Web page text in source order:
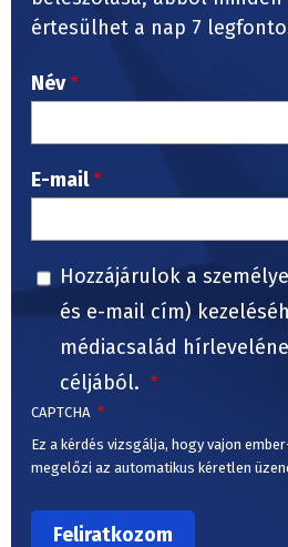
értesülhet a nap 7
Név
E-mail
Hozzájárulok a
és e-mail cím)
médiacsalád
céljából.
CAPTCHA
Ez a kérdés vizsgálja, hogy vajon
megelőzi az automatikus kéretlen